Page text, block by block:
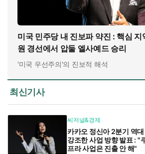
미국 민주당 내 진보파 약진 : 핵심
원 경선에서 압둘 엘사예드 승리
'미국 우선주의'의 진보적 해석
최신기사
씨저널&경제
카카오 정신아 2분기 역
강조한 사업 방향 발표 : "
프라 사업은 진출 안 해"